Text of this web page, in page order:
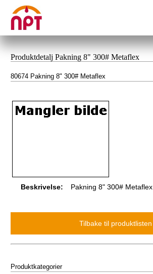
Produktdetalj Pakning 8" 300# Metaflex
80674 Pakning 8" 300# Metaflex
Beskrivelse: Pakning 8" 300# Metaflex
Produktkategorier